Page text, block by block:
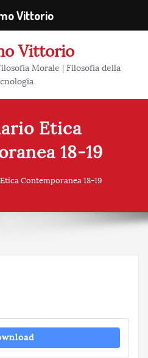
Vittorio
Morale | Filosofia della
Etica
18-19
Contemporanea 18-19
Vittorio